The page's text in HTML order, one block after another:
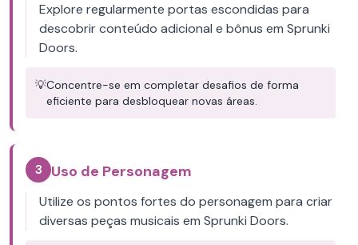
Explore regularmente portas escondidas para
descobrir conteúdo adicional e bônus em Sprunki
Doors.
💡Concentre-se em completar desafios de forma
eficiente para desbloquear novas áreas.
3 Uso de Personagem
Utilize os pontos fortes do personagem para criar
diversas peças musicais em Sprunki Doors.